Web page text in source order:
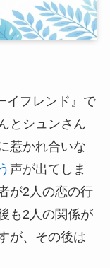
イフレンド』で
とシュンさん
惹かれ合いな
声が出てしま
が2人の恋の行
も2人の関係が
が、その後は